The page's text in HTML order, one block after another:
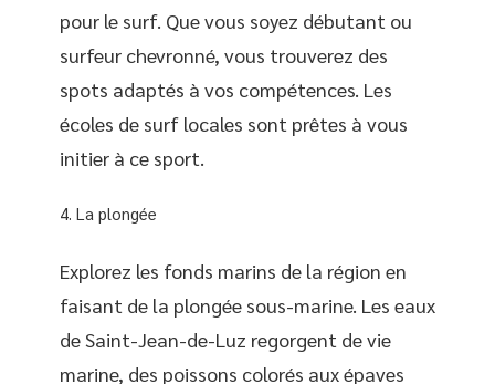
pour le surf. Que vous soyez débutant ou
surfeur chevronné, vous trouverez des
spots adaptés à vos compétences. Les
écoles de surf locales sont prêtes à vous
initier à ce sport.
La plongée
Explorez les fonds marins de la région en
faisant de la plongée sous-marine. Les eaux
de Saint-Jean-de-Luz regorgent de vie
marine, des poissons colorés aux épaves